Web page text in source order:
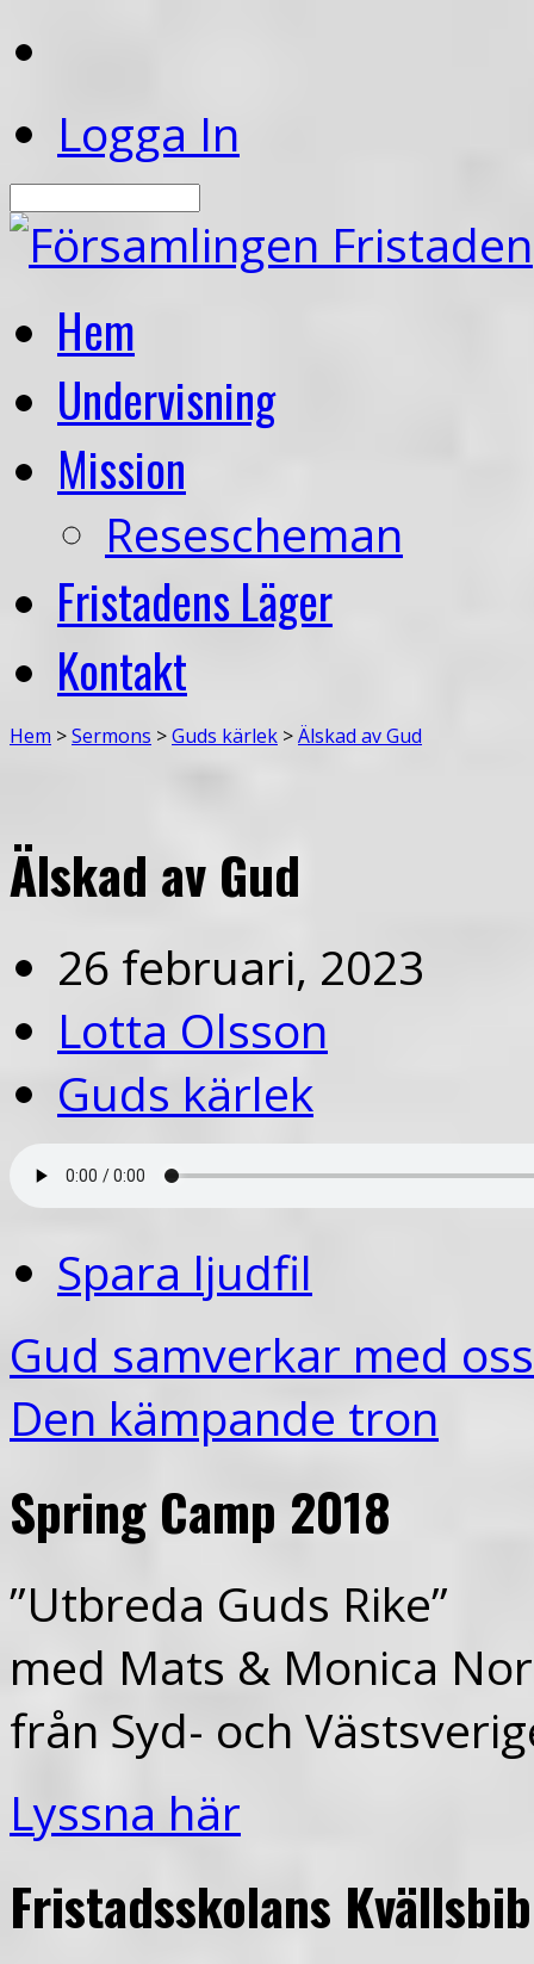
Logga In
Hem
Undervisning
Mission
Resescheman
Fristadens Läger
Kontakt
Hem >Sermons >Guds kärlek >Älskad av Gud
Älskad av Gud
26 februari, 2023
Lotta Olsson
Guds kärlek
Spara ljudfil
Gud samverkar med oss
Den kämpande tron
Spring Camp 2018
”Utbreda Guds Rike”
med Mats & Monica
från Syd- och
Lyssna här
Fristadsskolans